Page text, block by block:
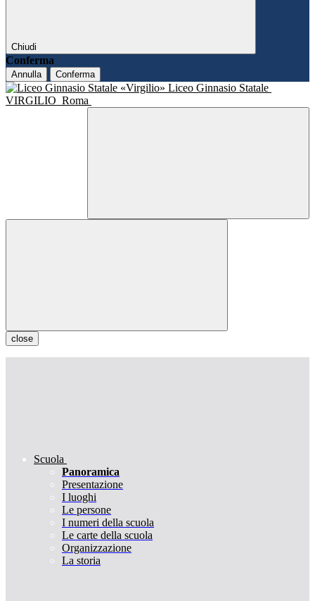
Chiudi
Conferma
Annulla Conferma
Liceo Ginnasio Statale
VIRGILIO Roma
close
Scuola
Panoramica
Presentazione
I luoghi
Le persone
I numeri della scuola
Le carte della scuola
Organizzazione
La storia